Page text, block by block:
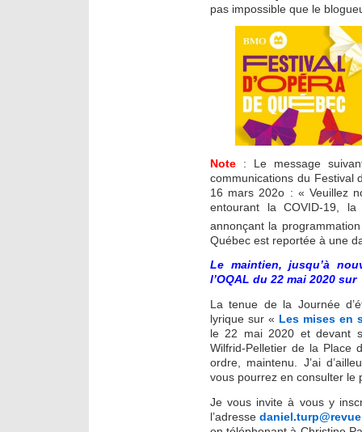
pas impossible que le
Note
: Le message
communications du Festival
16 mars 202o : « Veuillez
entourant la COVID-19,
annonçant la
Québec est reportée à une
Le maintien, jusqu’à
l’OQAL du 22 mai 2020
La tenue de la Journée
lyrique sur « Les mises en
le 22 mai 2020 et devant
Wilfrid-Pelletier de la Place
ordre, maintenu. J’ai
vous pourrez en consulter
Je vous invite à vous y
l’adresse